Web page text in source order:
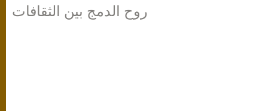
روح الدمج بين الثقافات